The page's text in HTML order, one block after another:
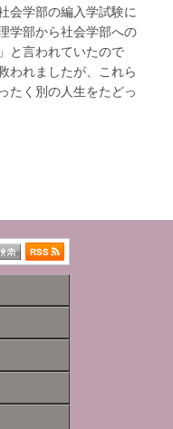
会学部の編入学試験に
学部から社会学部への
と言われていたので
われましたが、これら
たく別の人生をたどっ